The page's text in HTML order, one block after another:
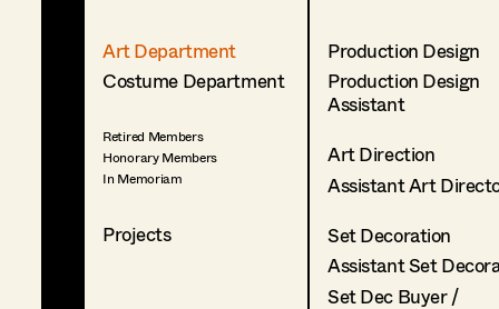
Art Department
Costume Department
Retired Members
Honorary Members
In Memoriam
Projects
Production Design
Production Design
Assistant
Art Direction
Assistant Art
Set Decoration
Assistant Set
Set Dec Buyer /